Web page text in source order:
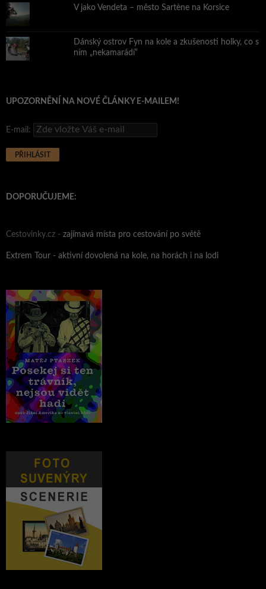
V jako Vendeta – město Sartène na Korsice
Dánský ostrov Fyn na kole a zkušenosti holky, co s
ním „nekamarádí“
UPOZORNĚNÍ NA NOVÉ ČLÁNKY E-MAILEM!
E-mail:
DOPORUČUJEME:
Cestovinky.cz - zajímavá místa pro cestování po světě
Extrem Tour - aktivní dovolená na kole, na horách i na lodi